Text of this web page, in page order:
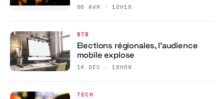
06 AVR · 12H10
BTB
Elections régionales, l’audience
mobile explose
14 DÉC · 18H59
TECH